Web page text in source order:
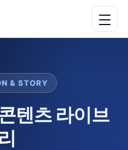
& STORY
텐츠 라이브